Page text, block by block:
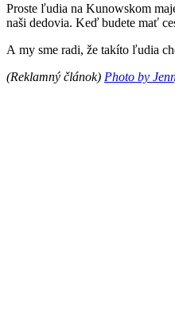
Proste ľudia na Kunowskom
naši dedovia. Keď budete mať
A my sme radi, že takíto ľudia
(Reklamný článok) Photo by